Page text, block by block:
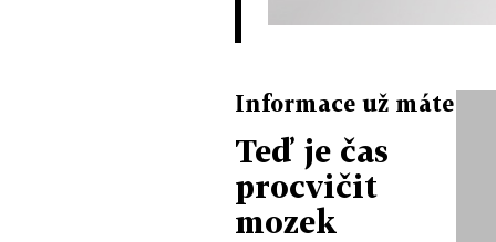
Informace už máte
Teď je čas
procvičit
mozek